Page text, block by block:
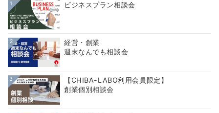
1 ビジネスプラン相談会
2
経営・創業
週末なんでも相談会
3
【CHIBA-LABO利用会員限定】
創業個別相談会